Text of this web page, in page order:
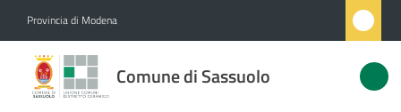
Provincia di Modena
Comune di Sassuolo
Comune
di